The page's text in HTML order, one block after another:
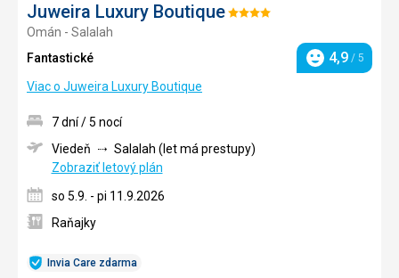
Juweira Luxury BoutiqueHodnotenie:
Omán - Salalah
Fantastické
Hodnotenie
4,9 / 5
Viac o Juweira Luxury Boutique
Invia Care zdarma
7 dní / 5 nocí
Viedeň
Salalah (let má prestupy)
Zobraziť letový plán
so 5.9. - pi 11.9.2026
Raňajky